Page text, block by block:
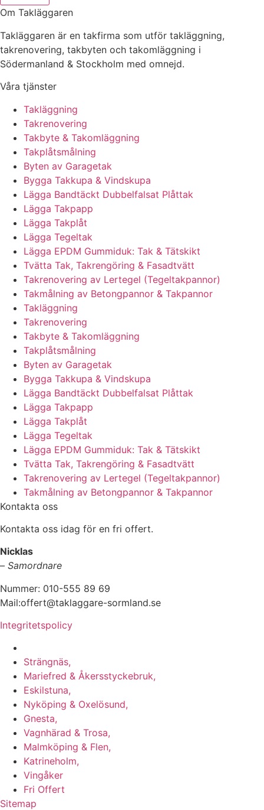
Om Takläggaren
Takläggaren är en takfirma som utför takläggning,
takrenovering, takbyten och takomläggning i
Södermanland & Stockholm med omnejd.
Våra tjänster
Takläggning
Takrenovering
Takbyte & Takomläggning
Takplåtsmålning
Byten av Garagetak
Bygga Takkupa & Vindskupa
Lägga Bandtäckt Dubbelfalsat Plåttak
Lägga Takpapp
Lägga Takplåt
Lägga Tegeltak
Lägga EPDM Gummiduk: Tak & Tätskikt
Tvätta Tak, Takrengöring & Fasadtvätt
Takrenovering av Lertegel (Tegeltakpannor)
Takmålning av Betongpannor & Takpannor
Takläggning
Takrenovering
Takbyte & Takomläggning
Takplåtsmålning
Byten av Garagetak
Bygga Takkupa & Vindskupa
Lägga Bandtäckt Dubbelfalsat Plåttak
Lägga Takpapp
Lägga Takplåt
Lägga Tegeltak
Lägga EPDM Gummiduk: Tak & Tätskikt
Tvätta Tak, Takrengöring & Fasadtvätt
Takrenovering av Lertegel (Tegeltakpannor)
Takmålning av Betongpannor & Takpannor
Kontakta oss
Kontakta oss idag för en fri offert.
Nicklas
– Samordnare
Nummer: 010-555 89 69
Mail:offert@taklaggare-sormland.se
Integritetspolicy
Strängnäs,
Mariefred & Åkersstyckebruk,
Eskilstuna,
Nyköping & Oxelösund,
Gnesta,
Vagnhärad & Trosa,
Malmköping & Flen,
Katrineholm,
Vingåker
Fri Offert
Sitemap